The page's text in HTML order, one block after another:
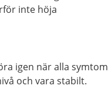
inte höja
igen när alla symtom
och vara stabilt.